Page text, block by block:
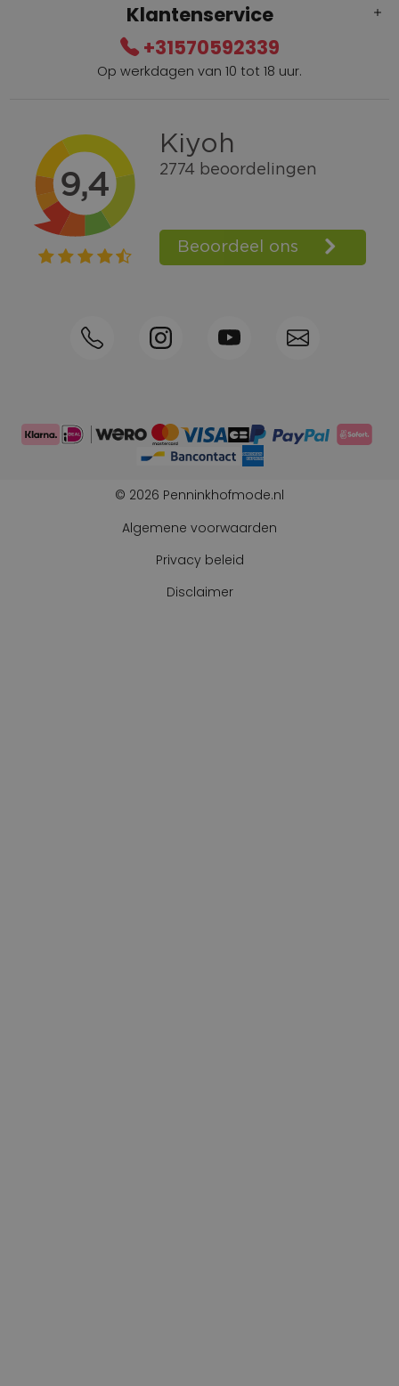
Gratis verzending vanaf € 100,=
Bel +31570592339
Spaarpunten
Shop the Look
Telefonisch bestellen ook mogelijk
Klantenservice
+31570592339
Op werkdagen van 10 tot 18 uur.
© 2026 Penninkhofmode.nl
Algemene voorwaarden
Privacy beleid
Disclaimer